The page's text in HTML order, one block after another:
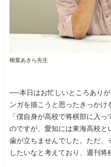
柳葉あきら先生
──本日はお忙しいところあり
ンガを描こうと思ったきっかけ
「僕自身が高校で将棋部に入
のですが、愛知には東海高校と
歯が立ちませんでした。ただ、
したいなと考えており、週刊将